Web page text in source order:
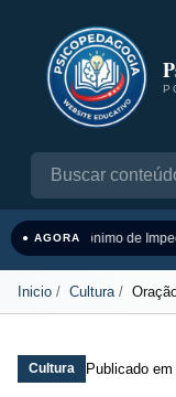
● AGORASinônimo de
Inicio Cultura
Cultura Publicado em